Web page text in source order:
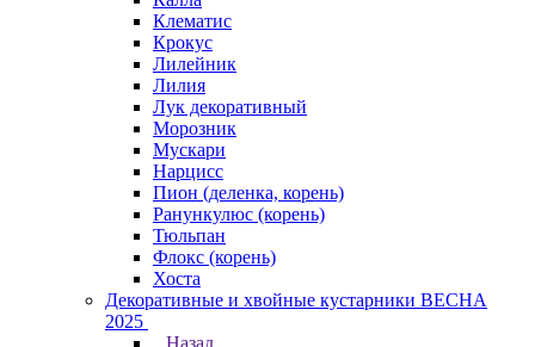
Клематис
Крокус
Лилейник
Лилия
Лук декоративный
Морозник
Мускари
Нарцисс
Пион (деленка, корень)
Ранункулюс (корень)
Тюльпан
Флокс (корень)
Хоста
Декоративные и хвойные кустарники ВЕСНА
2025
Назад